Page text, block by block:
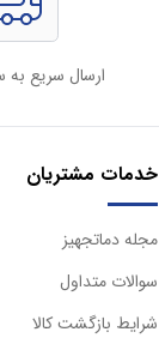
ارسال سریع به
خدمات مشتریان
مجله دماتجهیز
سوالات متداول
شرایط بازگشت کالا